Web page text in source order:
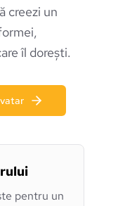
creezi un
îl dorești.
pentru un